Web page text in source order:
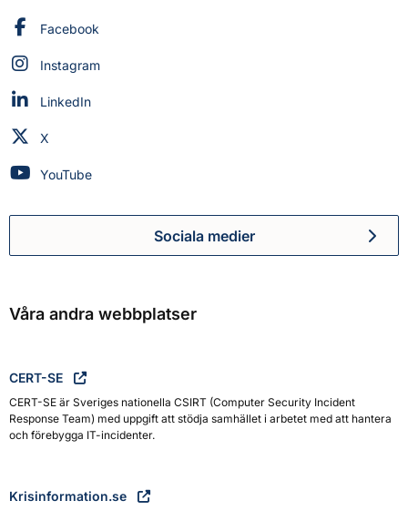
Myndigheten för civilt försvar på
Facebook
Myndigheten för civilt försvar på
Instagram
Myndigheten för civilt försvar på
LinkedIn
Myndigheten för civilt försvar på
X
Myndigheten för civilt försvar på
YouTube
Myndigheten för civilt
Sociala medier
Våra andra webbplatser
CERT-SE
CERT-SE är Sveriges nationella CSIRT (Computer Security Incident
Response Team) med uppgift att stödja samhället i arbetet med att hantera
och förebygga IT-incidenter.
Krisinformation.se